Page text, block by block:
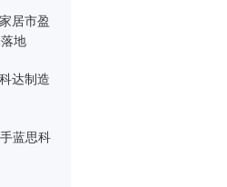
居市盈
地
达制造
蓝思科